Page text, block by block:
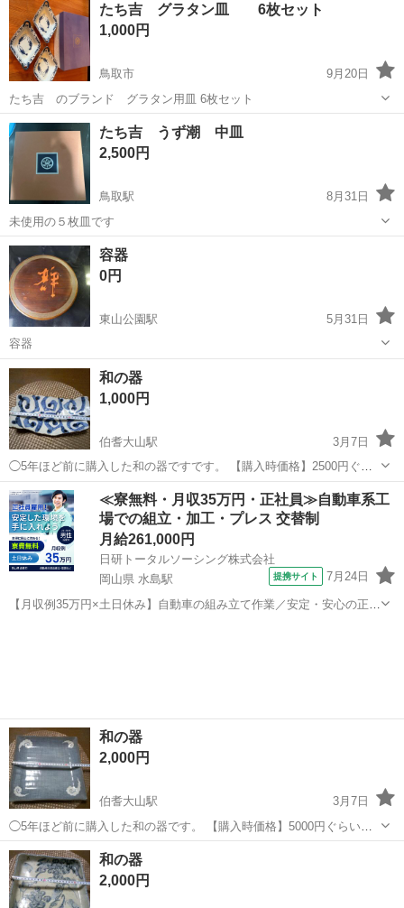
たち吉 グラタン皿 6枚セット
1,000円
鳥取市
9月20日
たち吉 のブランド グラタン用皿 6枚セット
鳥取 鳥取市 食器 たち吉
たち吉 うず潮 中皿
2,500円
鳥取駅
8月31日
未使用の５枚皿です
鳥取 鳥取市 鳥取駅
容器
0円
東山公園駅
5月31日
容器
鳥取 米子市 東山公園駅
和の器
1,000円
伯耆大山駅
3月7日
◯5年ほど前に購入した和の器ですです。 【購入時価格】2500円ぐら
い 【サイズ】画像を参考にして下さい。 【傷などの状態】とくに目立
った傷はありません。 【アピールポイント】状態はいいのでまだまだ
使えます。 （早いもの勝ち...
鳥取 米子市 伯耆大山駅 食器 状態
≪寮無料・月収35万円・正社員≫自動車系工
場での組立・加工・プレス 交替制
月給261,000円
日研トータルソーシング株式会社
岡山県 水島駅
提携サイト 7月24日
【月収例35万円×土日休み】自動車の組み立て作業／安定・安心の正社
和の器
2,000円
伯耆大山駅
3月7日
◯5年ほど前に購入した和の器です。 【購入時価格】5000円ぐらい
【サイズ】画像を参考にして下さい 【傷などの状態】とくに目立った
傷はありません。 【アピールポイント】状態はいいのでまだまだ使え
ます！ （早いもの勝ちで...
鳥取 米子市 伯耆大山駅
和の器
2,000円